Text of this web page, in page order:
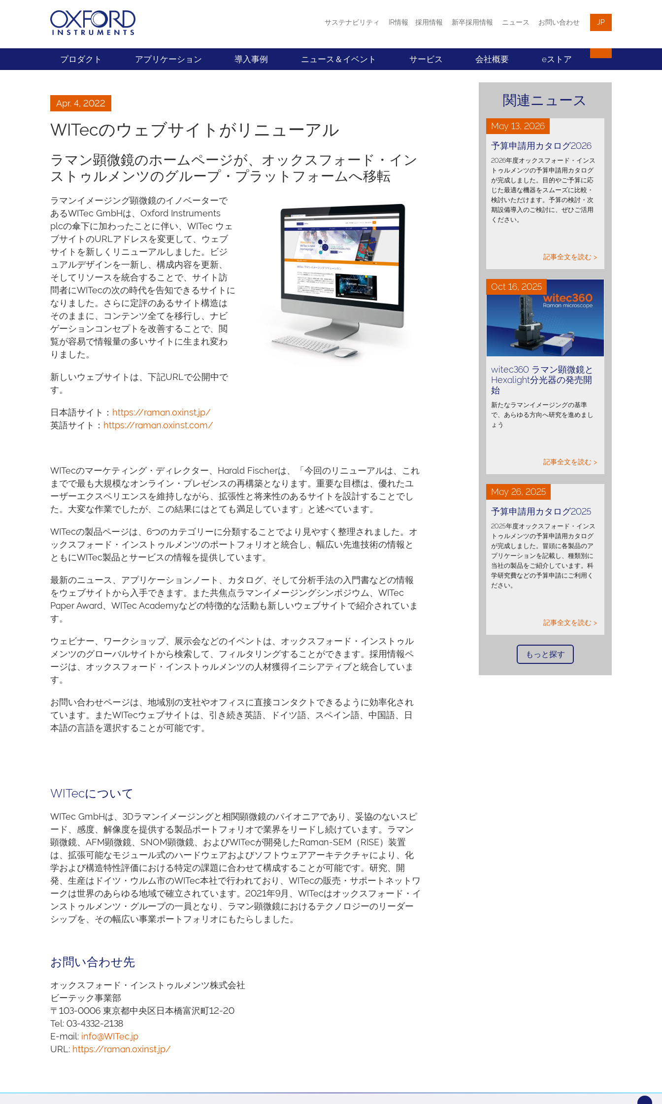
サステナビリティ IR情報 採用情報 新卒採用情報 ニュース お問い合わせ JP
プロダクト アプリケーション 導入事例 ニュース＆イベント サービス 会社概要 eストア
Apr. 4, 2022
WITecのウェブサイトがリニューアル
ラマン顕微鏡のホームページが、オックスフォード・イン
ストゥルメンツのグループ・プラットフォームへ移転
ラマンイメージング顕微鏡のイノベーターで
あるWITec GmbHは、Oxford Instruments
plcの傘下に加わったことに伴い、WITec ウェ
ブサイトのURLアドレスを変更して、ウェブ
サイトを新しくリニューアルしました。ビジ
ュアルデザインを一新し、構成内容を更新、
そしてリソースを統合することで、サイト訪
問者にWITecの次の時代を告知できるサイトに
なりました。さらに定評のあるサイト構造は
そのままに、コンテンツ全てを移行し、ナビ
ゲーションコンセプトを改善することで、閲
覧が容易で情報量の多いサイトに生まれ変わ
りました。
新しいウェブサイトは、下記URLで公開中で
す。
日本語サイト： https://raman.oxinst.jp/
英語サイト： https://raman.oxinst.com/
WITecのマーケティング・ディレクター、Harald Fischerは、「今回のリニューアルは、これ
までで最も大規模なオンライン・プレゼンスの再構築となります。重要な目標は、優れたユ
ーザーエクスペリエンスを維持しながら、拡張性と将来性のあるサイトを設計することでし
た。大変な作業でしたが、この結果にはとても満足しています」と述べています。
WITecの製品ページは、6つのカテゴリーに分類することでより見やすく整理されました。オ
ックスフォード・インストゥルメンツのポートフォリオと統合し、幅広い先進技術の情報と
ともにWITec製品とサービスの情報を提供しています。
最新のニュース、アプリケーションノート、カタログ、そして分析手法の入門書などの情報
をウェブサイトから入手できます。また共焦点ラマンイメージングシンポジウム、WITec
Paper Award、WITec Academyなどの特徴的な活動も新しいウェブサイトで紹介されていま
す。
ウェビナー、ワークショップ、展示会などのイベントは、オックスフォード・インストゥル
メンツのグローバルサイトから検索して、フィルタリングすることができます。採用情報ペ
ージは、オックスフォード・インストゥルメンツの人材獲得イニシアティブと統合していま
す。
お問い合わせページは、地域別の支社やオフィスに直接コンタクトできるように効率化され
ています。またWITecウェブサイトは、引き続き英語、ドイツ語、スペイン語、中国語、日
本語の言語を選択することが可能です。
WITecについて
WITec GmbHは、3Dラマンイメージングと相関顕微鏡のパイオニアであり、妥協のないスピ
ード、感度、解像度を提供する製品ポートフォリオで業界をリードし続けています。ラマン
顕微鏡、AFM顕微鏡、SNOM顕微鏡、およびWITecが開発したRaman-SEM（RISE）装置
は、拡張可能なモジュール式のハードウェアおよびソフトウェアアーキテクチャにより、化
学および構造特性評価における特定の課題に合わせて構成することが可能です。研究、開
発、生産はドイツ・ウルム市のWITec本社で行われており、WITecの販売・サポートネットワ
ークは世界のあらゆる地域で確立されています。2021年9月、WITecはオックスフォード・イ
ンストゥルメンツ・グループの一員となり、ラマン顕微鏡におけるテクノロジーのリーダー
シップを、その幅広い事業ポートフォリオにもたらしました。
お問い合わせ先
オックスフォード・インストゥルメンツ株式会社
ビーテック事業部
〒103-0006 東京都中央区日本橋富沢町12-20
Tel: 03-4332-2138
E-mail: info@WITec.jp
URL: https://raman.oxinst.jp/
関連ニュース
May 13, 2026
予算申請用カタログ2026
2026年度オックスフォード・インス
トゥルメンツの予算申請用カタログ
が完成しました。目的やご予算に応
じた最適な機器をスムーズに比較・
検討いただけます。予算の検討・次
期設備導入のご検討に、ぜひご活用
ください。
記事全文を読む >
Oct 16, 2025
witec360 ラマン顕微鏡と
Hexalight分光器の発売開
始
新たなラマンイメージングの基準
で、あらゆる方向へ研究を進めまし
ょう
記事全文を読む >
May 26, 2025
予算申請用カタログ2025
2025年度オックスフォード・インス
トゥルメンツの予算申請用カタログ
が完成しました。冒頭に各製品のア
プリケーションを記載し、種類別に
当社の製品をご紹介しています。科
学研究費などの予算申請にご利用く
ださい。
記事全文を読む >
もっと探す